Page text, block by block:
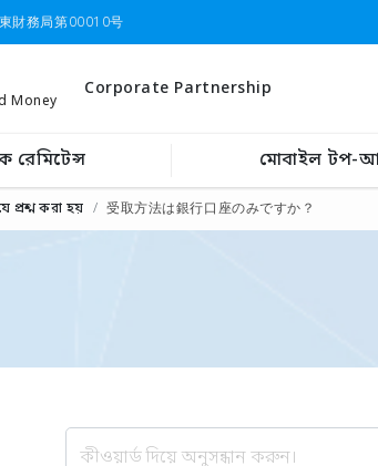
財務局第00010号
Money
Corporate Partnership
রেমিটেন্স মোবাইল টপ-
প্রশ্ন করা হয় 受取方法は銀行口座のみですか？